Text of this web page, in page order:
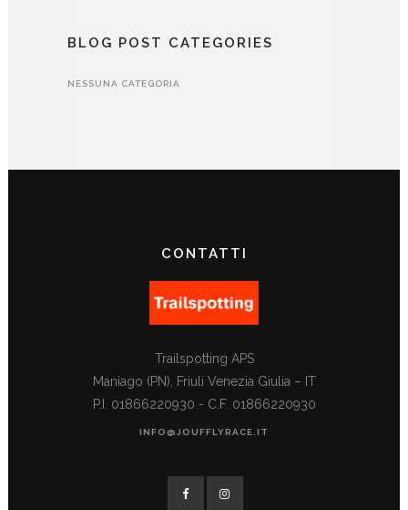
BLOG POST CATEGORIES
NESSUNA CATEGORIA
CONTATTI
Trailspotting APS
Maniago (PN), Friuli Venezia Giulia – IT
P.I. 01866220930 - C.F. 01866220930
INFO@JOUFFLYRACE.IT